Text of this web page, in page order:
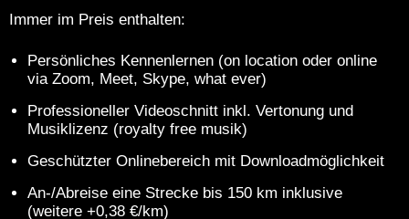
Immer im Preis enthalten:
Persönliches Kennenlernen (on location oder online
via Zoom, Meet, Skype, what ever)
Professioneller Videoschnitt inkl. Vertonung und
Musiklizenz (royalty free musik)
Geschützter Onlinebereich mit Downloadmöglichkeit
An-/Abreise eine Strecke bis 150 km inklusive
(weitere +0,38 €/km)